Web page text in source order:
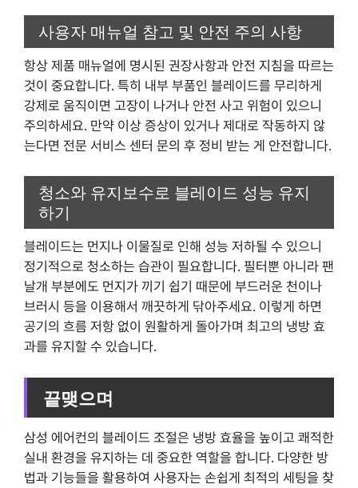
사용자 매뉴얼 참고 및 안전 주의 사항
항상 제품 매뉴얼에 명시된 권장사항과 안전 지침을 따르는
것이 중요합니다. 특히 내부 부품인 블레이드를 무리하게
강제로 움직이면 고장이 나거나 안전 사고 위험이 있으니
주의하세요. 만약 이상 증상이 있거나 제대로 작동하지 않
는다면 전문 서비스 센터 문의 후 정비 받는 게 안전합니다.
청소와 유지보수로 블레이드 성능 유지
하기
블레이드는 먼지나 이물질로 인해 성능 저하될 수 있으니
정기적으로 청소하는 습관이 필요합니다. 필터뿐 아니라 팬
날개 부분에도 먼지가 끼기 쉽기 때문에 부드러운 천이나
브러시 등을 이용해서 깨끗하게 닦아주세요. 이렇게 하면
공기의 흐름 저항 없이 원활하게 돌아가며 최고의 냉방 효
과를 유지할 수 있습니다.
끝맺으며
삼성 에어컨의 블레이드 조절은 냉방 효율을 높이고 쾌적한
실내 환경을 유지하는 데 중요한 역할을 합니다. 다양한 방
법과 기능들을 활용하여 사용자는 손쉽게 최적의 세팅을 찾